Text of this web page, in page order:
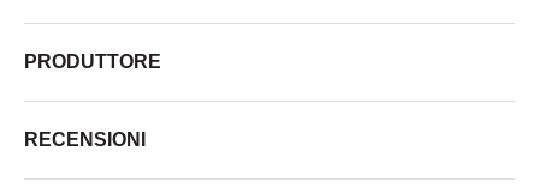
PRODUTTORE
RECENSIONI